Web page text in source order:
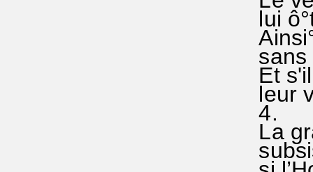
lui
sans
Et
leur
4.
La